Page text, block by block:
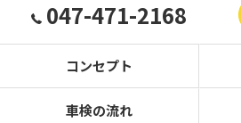
047-471-2168
コンセプト
車検の流れ